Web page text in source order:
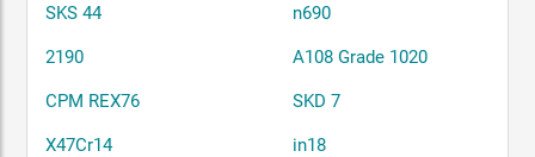
SKS 44 n690
2190 A108 Grade 1020
CPM REX76 SKD 7
X47Cr14 in18